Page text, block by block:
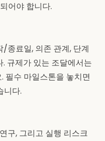
어야 합니다.
종료일, 의존 관계, 단계
규제가 있는 조달에서는
필수 마일스톤을 놓치면
니다.
구, 그리고 실행 리스크